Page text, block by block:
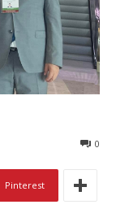
0
Pinterest